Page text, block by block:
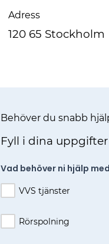
Adress
120 65 Stockholm
Behöver du snabb
Fyll i dina
Vad behöver ni hjälp
VVS tjänster
Rörspolning